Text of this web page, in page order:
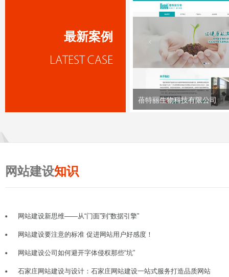
最新案例
蓓特丽生物科技有限公司
网站建设知识
网站建设新思维——从“门面”到“数据引擎”
网站建设要注意的标准 促进网站用户好感度！
网站建设公司如何避开字体侵权那些“坑”
石家庄网站建设与设计：石家庄网站建设一站式服务打造品质网站